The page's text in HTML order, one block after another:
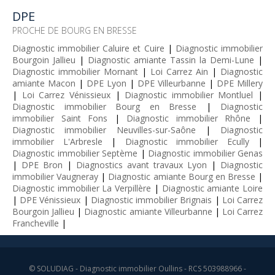
DPE
PROCHE DE BOURG EN BRESSE
Diagnostic immobilier Caluire et Cuire | Diagnostic immobilier
Bourgoin Jallieu | Diagnostic amiante Tassin la Demi-Lune |
Diagnostic immobilier Mornant | Loi Carrez Ain | Diagnostic
amiante Macon | DPE Lyon | DPE Villeurbanne | DPE Millery
| Loi Carrez Vénissieux| Diagnostic immobilier Montluel |
Diagnostic immobilier Bourg en Bresse | Diagnostic
immobilier Saint Fons | Diagnostic immobilier Rhône |
Diagnostic immobilier Neuvilles-sur-Saône | Diagnostic
immobilier L'Arbresle | Diagnostic immobilier Ecully|
Diagnostic immobilier Septème | Diagnostic immobilier Genas
| DPE Bron | Diagnostics avant travaux Lyon | Diagnostic
immobilier Vaugneray | Diagnostic amiante Bourg en Bresse |
Diagnostic immobilier La Verpillère | Diagnostic amiante Loire
| DPE Vénissieux | Diagnostic immobilier Brignais | Loi Carrez
Bourgoin Jallieu | Diagnostic amiante Villeurbanne | Loi Carrez
Francheville |
© SOLUDIAG - Diagnostic immobilier Oullins- RCS 503988966 -